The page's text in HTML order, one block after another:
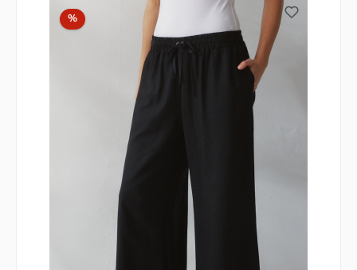
%Rabatt